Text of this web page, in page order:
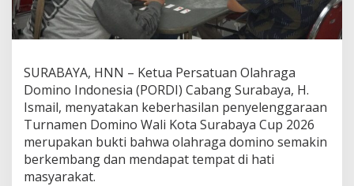
I
s
m
B
u
k
t
i
k
SURABAYA, HNN – Ketua Persatuan Olahraga
Domino Indonesia (PORDI) Cabang Surabaya, H.
Ismail, menyatakan keberhasilan penyelenggaraan
Turnamen Domino Wali Kota Surabaya Cup 2026
merupakan bukti bahwa olahraga domino semakin
berkembang dan mendapat tempat di hati
masyarakat.